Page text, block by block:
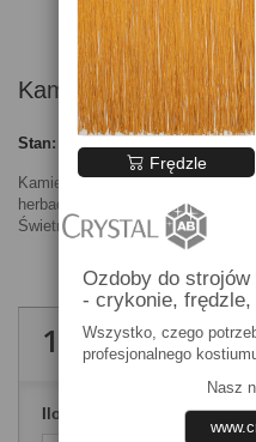
Zobacz
Kamienie Golden
Stan: Nowy produkt
Kamienie w delikatnym kolorze
herbacianej. Idealne do
Świetnie współgrają z naszymi
13,00 złbrutto
Ilość
Frędzle
Ozdoby do
- crykonie, frędzle,
Wszystko, czego
profesjonalnego
Nasz